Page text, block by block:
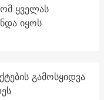
ყველას
იყოს
გამოსყიდვა